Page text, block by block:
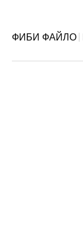
ФИБИ ФАЙЛО